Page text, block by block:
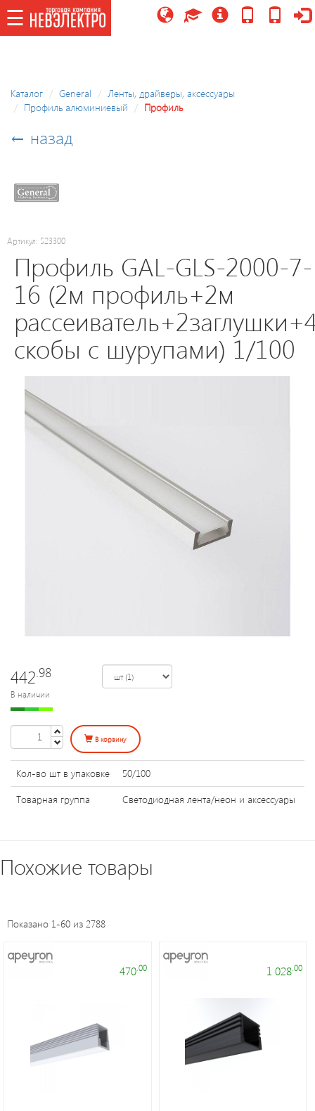
☰☰
Потолочные
управляемые,
освещение
Точечные
светильники
Светодиодные
светильники
Лампы
накаливания/
галоген/
энергосберегающие
Электроустановочные
Переходники
и
ПДУ
Споты
Каталог General
Ленты, драйверы, аксессуары
Профиль алюминиевый
Профиль
← назад
Артикул: 523300
Профиль GAL-GLS-2000-7-
16 (2м профиль+2м
скобы с шурупами) 1/100
442.98
В наличии
В корзину
Кол-во шт в упаковке
50/100
Товарная группа
Светодиодная лента/неон и аксессуары
Похожие товары
Показано 1-60 из 2788
470.00 1 028 .00